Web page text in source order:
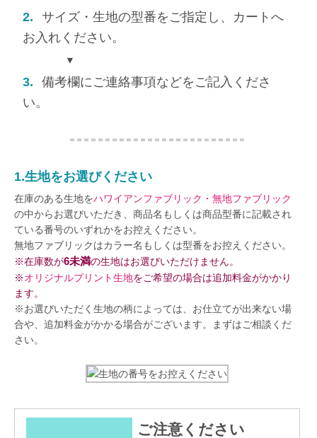
2.
サイズ・生地の型番をご指定し、カートへ
お入れください。
▼
3.
備考欄にご連絡事項などをご記入くださ
い。
1.生地をお選びください
在庫のある生地をハワイアンファブリック・無地ファブリック
の中からお選びいただき、商品名もしくは商品型番に記載され
ている番号のいずれかをお控えください。
無地ファブリックはカラー名もしくは型番をお控えください。
※在庫数が6未満の生地はお選びいただけません。
※オリジナルプリント生地をご希望の場合は追加料金がかかり
ます。
※お選びいただく生地の柄によっては、お仕立てが出来ない場
合や、追加料金がかかる場合がございます。まずはご相談くだ
さい。
ご注意ください